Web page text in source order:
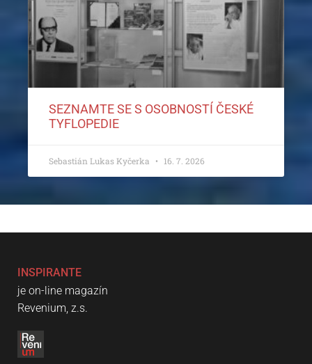
SEZNAMTE SE S OSOBNOSTÍ ČESKÉ
TYFLOPEDIE
Sebastián Lukas Kyčerka 16. 7. 2026
INSPIRANTE
je on-line magazín
Revenium, z.s.